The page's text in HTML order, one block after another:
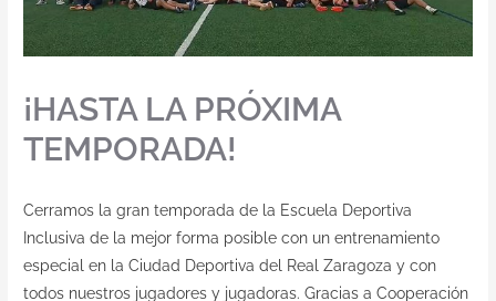
¡HASTA LA PRÓXIMA
TEMPORADA!
Cerramos la gran temporada de la Escuela Deportiva
Inclusiva de la mejor forma posible con un entrenamiento
especial en la Ciudad Deportiva del Real Zaragoza y con
todos nuestros jugadores y jugadoras. Gracias a Cooperación